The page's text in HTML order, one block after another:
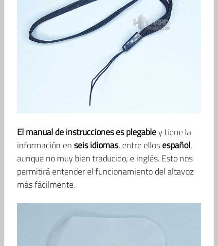
El manual de instrucciones es plegabley tiene la
información enseis idiomas, entre ellosespañol,
aunque no muy bien traducido, e inglés. Esto nos
permitirá entender el funcionamiento del altavoz
más fácilmente.